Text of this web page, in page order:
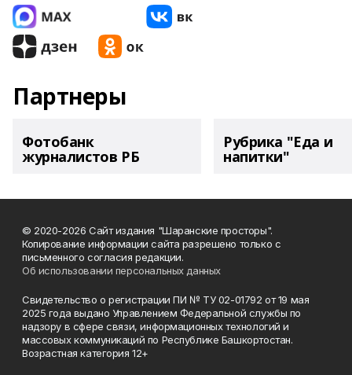
Партнеры
Фотобанк
журналистов РБ
Рубрика "Еда и
напитки"
© 2020-2026 Сайт издания "Шаранские просторы".
Копирование информации сайта разрешено только с
письменного согласия редакции.
Об использовании персональных данных
Свидетельство о регистрации ПИ № ТУ 02-01792 от 19 мая
2025 года выдано Управлением Федеральной службы по
надзору в сфере связи, информационных технологий и
массовых коммуникаций по Республике Башкортостан.
Возрастная категория 12+